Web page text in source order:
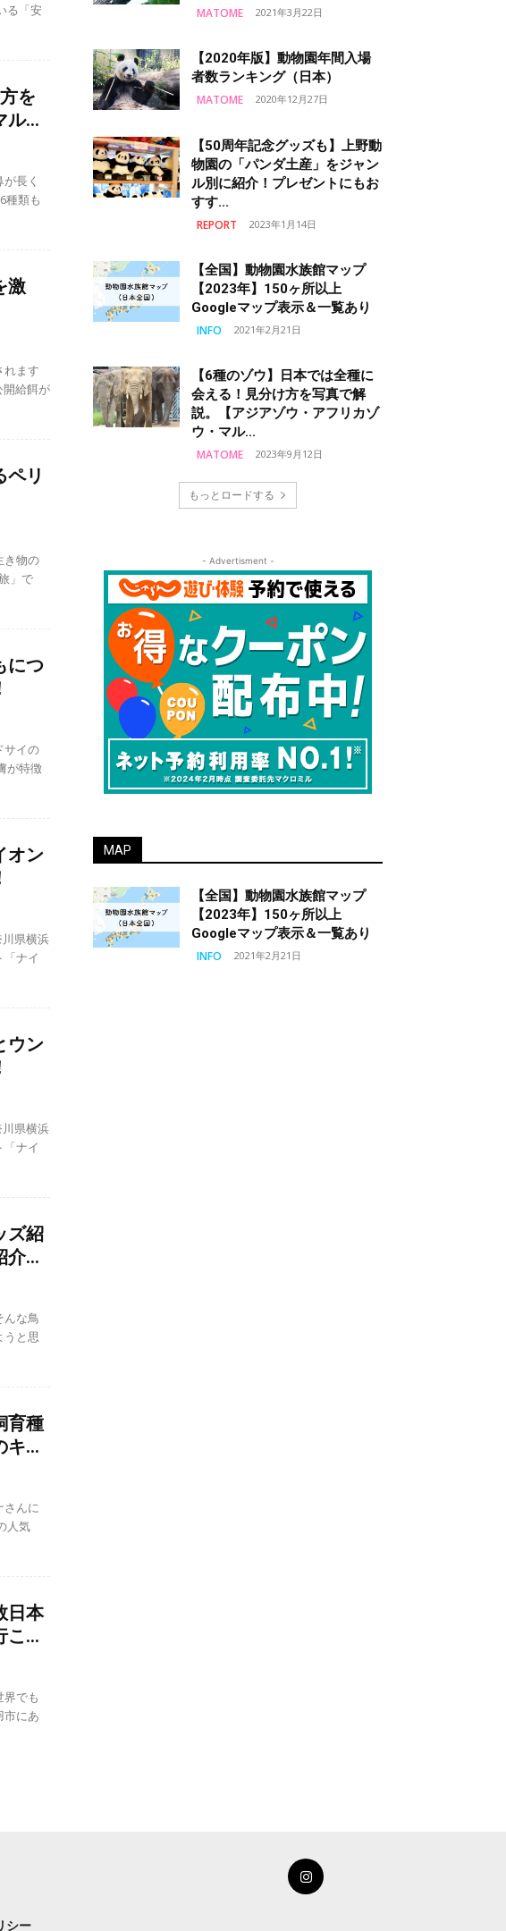
を
ル...
長く
激
れます
ペリ
き物の
につ
サイの
オン
県横浜
ナイ
ウン
県横浜
ナイ
ズ紹
介...
んな鳥
うと思
育種
...
さんに
日本
こ...
でも
市にあ
MATOME 2021年3月22日
【2020年版】動物園年間入場
者数ランキング（日本）
MATOME 2020年12月27日
【50周年記念グッズも】上野動
物園の「パンダ土産」をジャン
ル別に紹介！プレゼントにもお
すす...
REPORT 2023年1月14日
【全国】動物園水族館マップ
【2023年】150ヶ所以上
Googleマップ表示＆一覧あり
INFO 2021年2月21日
【6種のゾウ】日本では全種に
会える！見分け方を写真で解
説。【アジアゾウ・アフリカゾ
ウ・マル...
MATOME 2023年9月12日
もっとロードする
- Advertisment -
MAP
【全国】動物園水族館マップ
【2023年】150ヶ所以上
Googleマップ表示＆一覧あり
INFO 2021年2月21日
シー